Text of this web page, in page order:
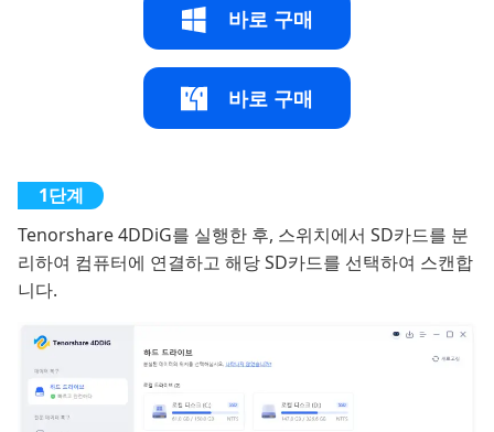
바로 구매
바로 구매
Tenorshare 4DDiG를 실행한 후, 스위치에서 SD카드를 분
리하여 컴퓨터에 연결하고 해당 SD카드를 선택하여 스캔합
니다.